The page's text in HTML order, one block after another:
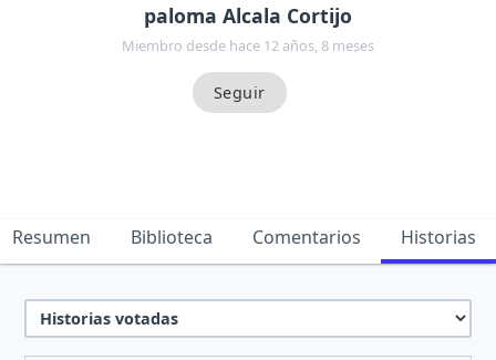
paloma Alcala Cortijo
Miembro desde hace 12 años, 8 meses
Resumen Biblioteca Comentarios Historias